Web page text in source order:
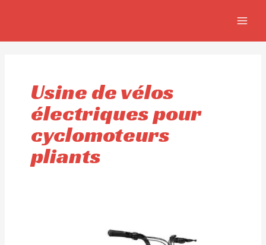
Usine de vélos
électriques pour
cyclomoteurs
pliants